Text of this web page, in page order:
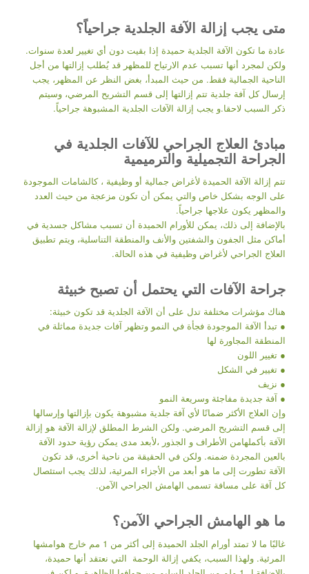
متى يجب إزالة الآفة الجلدية جراحياً؟
عادة ما تكون الآفة الجلدية حميدة إذا بقيت دون أي تغيير لعدة سنوات.
ولكن لمجرد أنها تسبب عدم الارتياح للمظهر قد يُطلب إزالتها من أجل
الناحية الجمالية فقط. من حيث المبدأ، بغض النظر عن المظهر، يجب
إرسال كل آفة جلدية تتم إزالتها إلى قسم التشريح المرضي، وسيتم
ذكر السبب لاحقا.و يجب إزالة الآفات الجلدية المشبوهة جراحياً.
مبادئ العلاج الجراحي للآفات الجلدية في
الجراحة التجميلية والترميمية
تتم إزالة الآفة الحميدة لأغراض جمالية أو وظيفية ، كالشامات الموجودة
على الوجه بشكل خاص والتي يمكن أن تكون مزعجة من حيث العدد
والمظهر يكون علاجها جراحياً.
بالإضافة إلى ذلك، يمكن للأورام الحميدة أن تسبب مشاكل جسدية في
أماكن مثل الجفون والشفتين والأنف والمنطقة التناسلية، ويتم تطبيق
العلاج الجراحي لأغراض وظيفية في هذه الحالة.
جراحة الآفات التي يحتمل أن تصبح خبيثة
هناك مؤشرات مختلفة تدل على أن الآفة الجلدية قد تكون خبيثة:
● تبدأ الآفة الموجودة فجأة في النمو وتظهر آفات جديدة مماثلة في
المنطقة المجاورة لها
● تغيير اللون
● تغيير في الشكل
● نزيف
● آفة جديدة مفاجئة وسريعة النمو
وإن العلاج الأكثر ضمانًا لأي آفة جلدية مشبوهة يكون بإزالتها وإرسالها
إلى قسم التشريح المرضي. ولكن الشرط المطلق لإزالة الآفة هو إزالة
الآفة بأكملهامن الأطراف و الجذور ،لأبعد مدى يمكن رؤية حدود الآفة
بالعين المجردة ضمنه. ولكن في الحقيقة من ناحية أخرى، قد تكون
الآفة تطورت إلى ما هو أبعد من الأجزاء المرئية، لذلك يجب استئصال
كل آفة على مسافة تسمى الهامش الجراحي الآمن.
ما هو الهامش الجراحي الآمن؟
غالبًا ما لا تمتد أورام الجلد الحميدة إلى أكثر من 1 مم خارج هوامشها
المرئية. ولهذا السبب، يكفي إزالة الوحمة التي نعتقد أنها حميدة،